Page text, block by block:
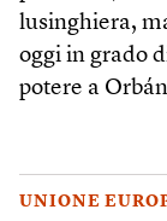
lusinghiera,
oggi in grado
potere a
UNIONE